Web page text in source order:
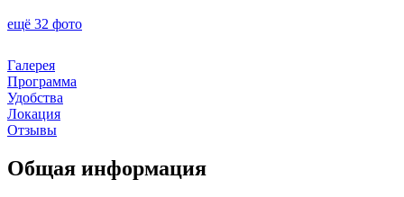
ещё 32 фото
Галерея
Программа
Удобства
Локация
Отзывы
Общая информация